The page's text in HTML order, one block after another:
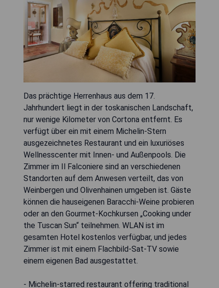
Das prächtige Herrenhaus aus dem 17.
Jahrhundert liegt in der toskanischen Landschaft,
nur wenige Kilometer von Cortona entfernt. Es
verfügt über ein mit einem Michelin-Stern
ausgezeichnetes Restaurant und ein luxuriöses
Wellnesscenter mit Innen- und Außenpools. Die
Zimmer im Il Falconiere sind an verschiedenen
Standorten auf dem Anwesen verteilt, das von
Weinbergen und Olivenhainen umgeben ist. Gäste
können die hauseigenen Baracchi-Weine probieren
oder an den Gourmet-Kochkursen „Cooking under
the Tuscan Sun“ teilnehmen. WLAN ist im
gesamten Hotel kostenlos verfügbar, und jedes
Zimmer ist mit einem Flachbild-Sat-TV sowie
einem eigenen Bad ausgestattet.
- Michelin-starred restaurant offering traditional